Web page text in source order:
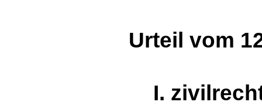
Urteil vom
I.